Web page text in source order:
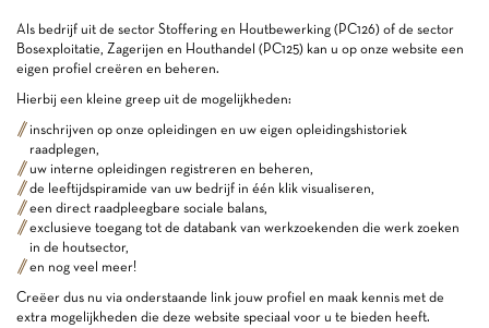
Als bedrijf uit de sector Stoffering en Houtbewerking (PC126) of de sector
Bosexploitatie, Zagerijen en Houthandel (PC125) kan u op onze website een
eigen profiel creëren en beheren.
Hierbij een kleine greep uit de mogelijkheden:
inschrijven op onze opleidingen en uw eigen opleidingshistoriek
raadplegen,
uw interne opleidingen registreren en beheren,
de leeftijdspiramide van uw bedrijf in één klik visualiseren,
een direct raadpleegbare sociale balans,
exclusieve toegang tot de databank van werkzoekenden die werk zoeken
in de houtsector,
en nog veel meer!
Creëer dus nu via onderstaande link jouw profiel en maak kennis met de
extra mogelijkheden die deze website speciaal voor u te bieden heeft.